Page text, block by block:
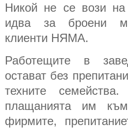
Никой не се вози на
идва за броени
клиенти НЯМА.
Работещите в
остават без
техните
плащанията им
фирмите,